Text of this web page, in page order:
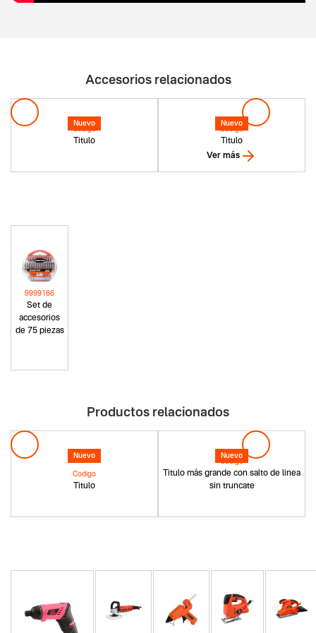
Accesorios relacionados
Nuevo
Titulo
Nuevo
Titulo
Ver más
Set de
accesorios
de 75 piezas
9999166
Productos relacionados
Nuevo
Titulo
Codigo
Nuevo
Titulo más grande con salto de linea
sin truncate